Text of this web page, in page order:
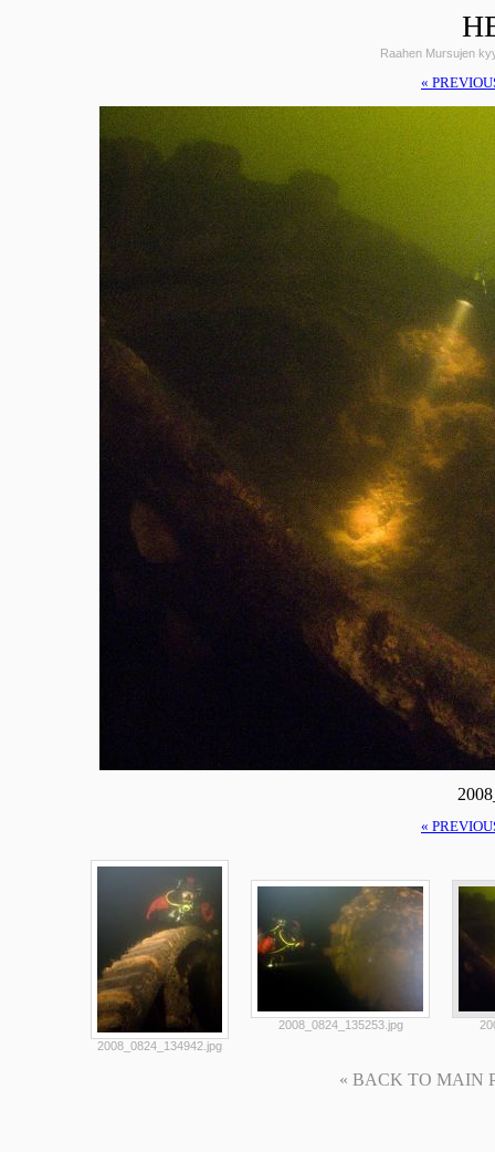
Raahen Mursujen
«
«
2008_0824_134942.jpg
2008_0824_135253.jpg
« BACK TO MAIN